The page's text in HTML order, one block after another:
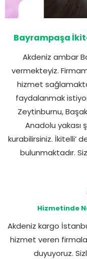
Bayrampaşa
Akdeniz ambar
vermekteyiz.
hizmet
faydalanmak
Zeytinburnu,
Anadolu yakası
kurabilirsiniz. İkitelli’
bulunmaktadır.
Hizmetinde
Akdeniz kargo
hizmet veren
duyuyoruz.